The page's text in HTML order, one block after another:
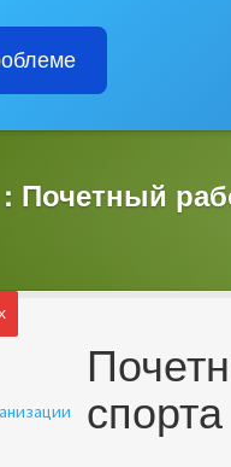
Почетный